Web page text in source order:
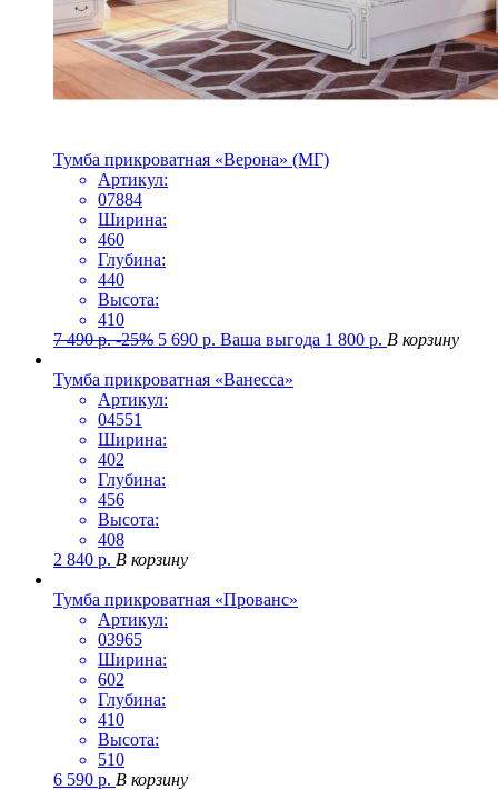
Тумба прикроватная «Верона» (МГ)
Артикул:
07884
Ширина:
460
Глубина:
440
Высота:
410
7 490р. -25% 5 690 р. Ваша выгода 1 800 р. В корзину
Тумба прикроватная «Ванесса»
Артикул:
04551
Ширина:
402
Глубина:
456
Высота:
408
2 840 р. В корзину
Тумба прикроватная «Прованс»
Артикул:
03965
Ширина:
602
Глубина:
410
Высота:
510
6 590 р. В корзину